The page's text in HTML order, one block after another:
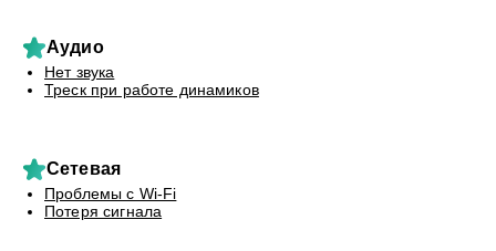
Аудио
Нет звука
Треск при работе динамиков
Сетевая
Проблемы с Wi-Fi
Потеря сигнала